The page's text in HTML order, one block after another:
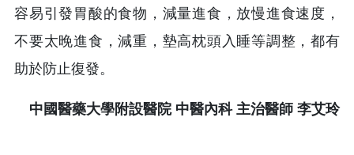
容易引發胃酸的食物，減量進食，放慢進食速度，
不要太晚進食，減重，墊高枕頭入睡等調整，都有
助於防止復發。
中國醫藥大學附設醫院 中醫內科 主治醫師 李艾玲